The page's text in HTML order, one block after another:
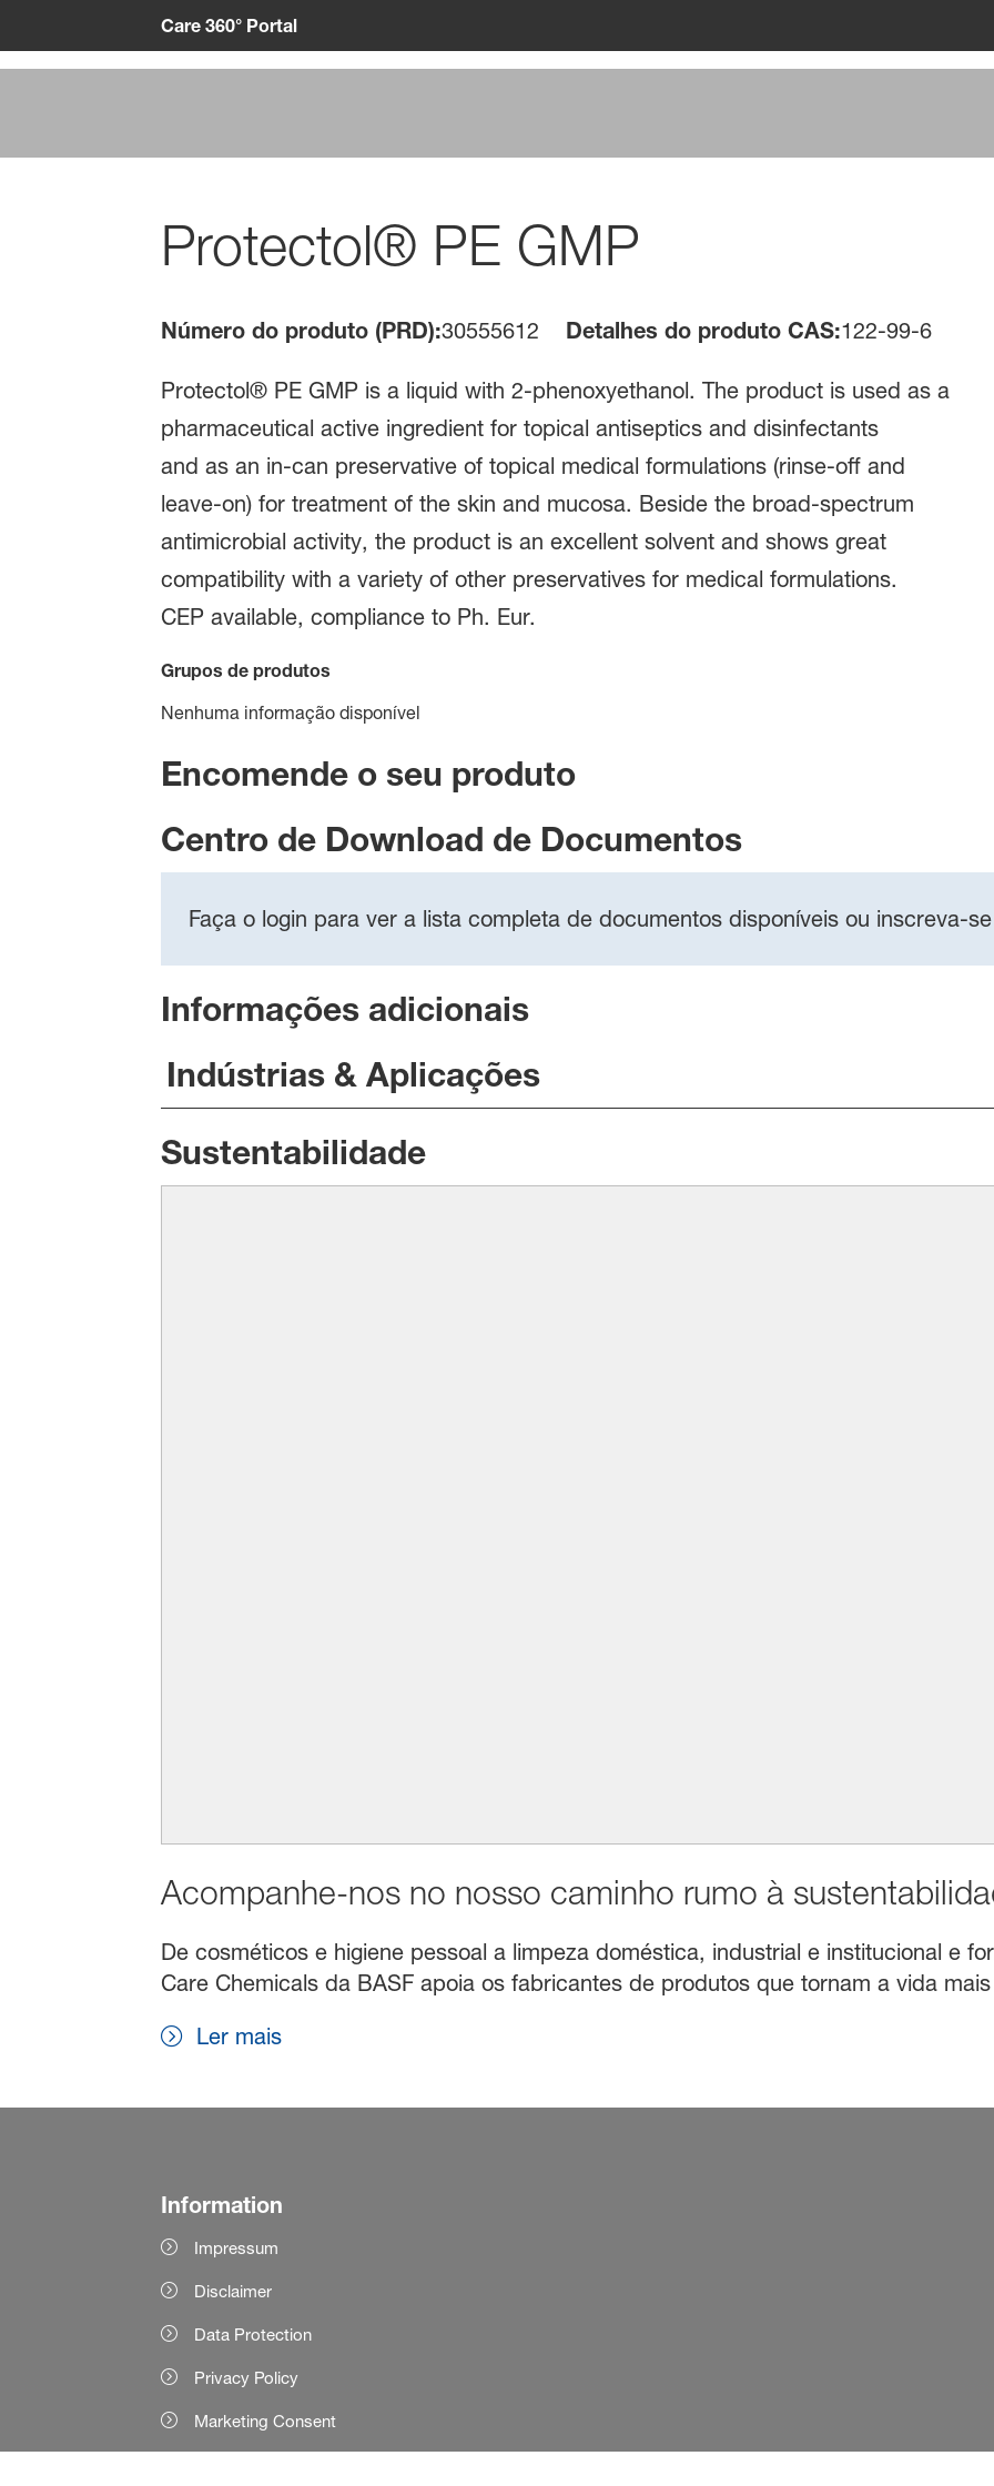
Care 360° Portal
Protectol® PE GMP
Número do produto (PRD):30555612 Detalhes do produto CAS:122-99-6
Protectol® PE GMP is a liquid with 2-phenoxyethanol. The product is used as a
pharmaceutical active ingredient for topical antiseptics and disinfectants
and as an in-can preservative of topical medical formulations (rinse-off and
leave-on) for treatment of the skin and mucosa. Beside the broad-spectrum
antimicrobial activity, the product is an excellent solvent and shows great
compatibility with a variety of other preservatives for medical formulations.
CEP available, compliance to Ph. Eur.
Grupos de produtos
Nenhuma informação disponível
Encomende o seu produto
Centro de Download de Documentos
Faça o login para ver a lista completa de documentos disponíveis ou inscreva-se
Informações adicionais
Indústrias & Aplicações
Sustentabilidade
Acompanhe-nos no nosso caminho rumo à
De cosméticos e higiene pessoal a limpeza doméstica, industrial e institucional e
Care Chemicals da BASF apoia os fabricantes de produtos que tornam a vida
Ler mais
Information
Impressum
Disclaimer
Data Protection
Privacy Policy
Marketing Consent